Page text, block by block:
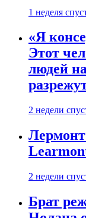
1 неделя
«Я
Этот
людей
2 недели
2 недели
Брат